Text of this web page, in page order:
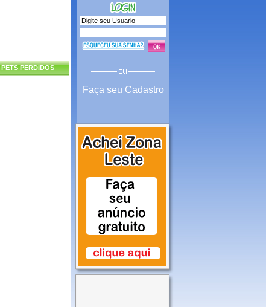
PETS PERDIDOS
Faça seu Cadastro